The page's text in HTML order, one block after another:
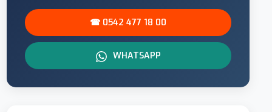
☎ 0542 477 18 00
WHATSAPP